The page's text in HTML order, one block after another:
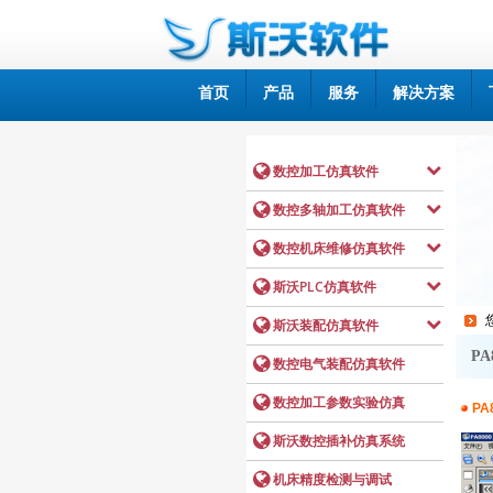
首页 产品 服务 解决方案